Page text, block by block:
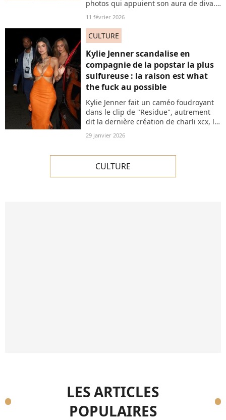
photos qui appuient son aura de diva.
Superstar de la pop qui suite au
triomphe de son album semble plus
que jamais dans la lumière.
11 février 2026
CULTURE
Kylie Jenner scandalise en
compagnie de la popstar la plus
sulfureuse : la raison est what
the fuck au possible
Kylie Jenner fait un caméo foudroyant
dans le clip de "Residue", autrement
dit la dernière création de charli xcx, la
popstar la plus punk du moment. Mais
voilà, une image en particulier a
29 janvier 2026
CULTURE
LES ARTICLES
POPULAIRES